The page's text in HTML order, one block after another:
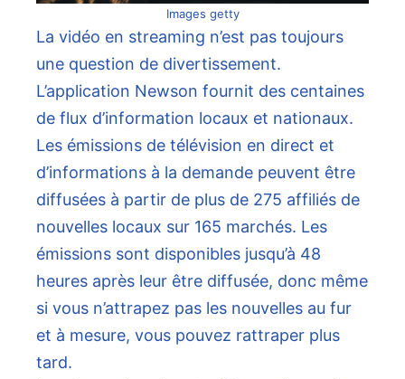
Images getty
La vidéo en streaming n’est pas toujours
une question de divertissement.
L’application Newson fournit des centaines
de flux d’information locaux et nationaux.
Les émissions de télévision en direct et
d’informations à la demande peuvent être
diffusées à partir de plus de 275 affiliés de
nouvelles locaux sur 165 marchés. Les
émissions sont disponibles jusqu’à 48
heures après leur être diffusée, donc même
si vous n’attrapez pas les nouvelles au fur
et à mesure, vous pouvez rattraper plus
tard.